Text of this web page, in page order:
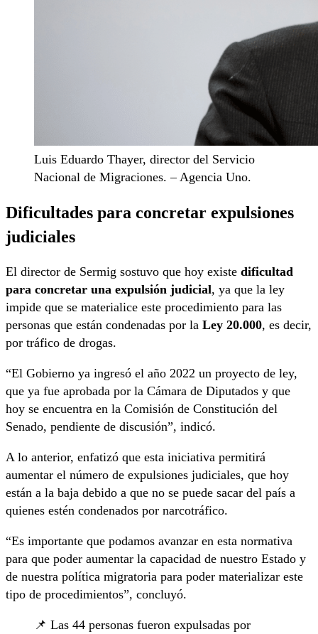
Luis Eduardo Thayer, director del Servicio
Nacional de Migraciones. – Agencia Uno.
Dificultades para concretar expulsiones
judiciales
El director de Sermig sostuvo que hoy existe dificultad
para concretar una expulsión judicial, ya que la ley
impide que se materialice este procedimiento para las
personas que están condenadas por la Ley 20.000, es decir,
por tráfico de drogas.
“El Gobierno ya ingresó el año 2022 un proyecto de ley,
que ya fue aprobada por la Cámara de Diputados y que
hoy se encuentra en la Comisión de Constitución del
Senado, pendiente de discusión”, indicó.
A lo anterior, enfatizó que esta iniciativa permitirá
aumentar el número de expulsiones judiciales, que hoy
están a la baja debido a que no se puede sacar del país a
quienes estén condenados por narcotráfico.
“Es importante que podamos avanzar en esta normativa
para que poder aumentar la capacidad de nuestro Estado y
de nuestra política migratoria para poder materializar este
tipo de procedimientos”, concluyó.
📌 Las 44 personas fueron expulsadas por